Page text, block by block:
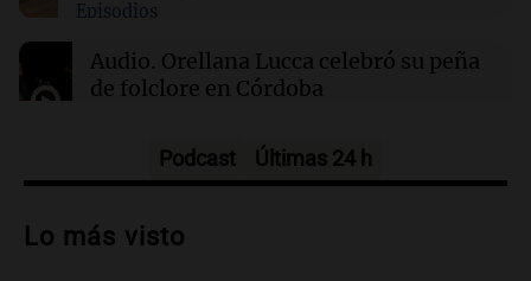
01:31 Ciencia
Reducir alimentos dulces no disminuye
antojos ni mejora la salud, según estudio
Episodios
Audio. Orellana Lucca celebró su peña
de folclore en Córdoba
Audio.Trágico accidente en Mendoza:
vehículos desde un puente
Podcast Últimas 24 h
Lo más visto